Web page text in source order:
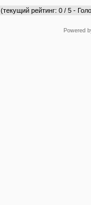
(текущий рейтинг: 0 / 5 -
Powered